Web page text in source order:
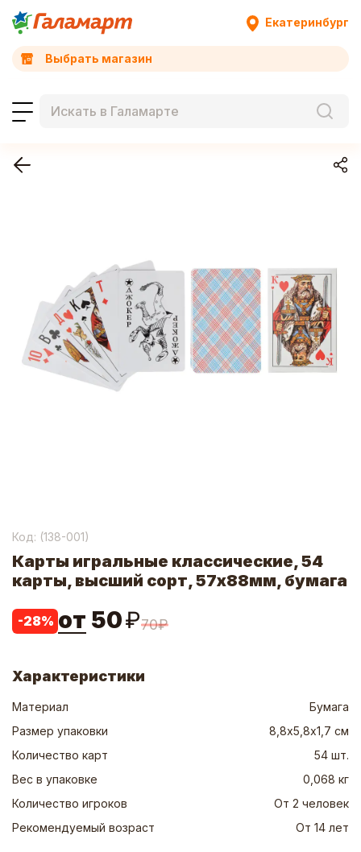
Екатеринбург
Выбрать магазин
Код: (138-001)
Карты игральные классические, 54
карты, высший сорт, 57х88мм, бумага
-28% от 50₽70₽
Характеристики
Материал
Бумага
Размер упаковки
8,8х5,8х1,7 см
Количество карт
54 шт.
Вес в упаковке
0,068 кг
Количество игроков
От 2 человек
Рекомендуемый возраст
От 14 лет